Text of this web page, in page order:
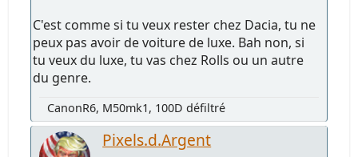
C'est comme si tu veux rester chez Dacia, tu ne
peux pas avoir de voiture de luxe. Bah non, si
tu veux du luxe, tu vas chez Rolls ou un autre
du genre.
CanonR6, M50mk1, 100D défiltré
Pixels.d.Argent